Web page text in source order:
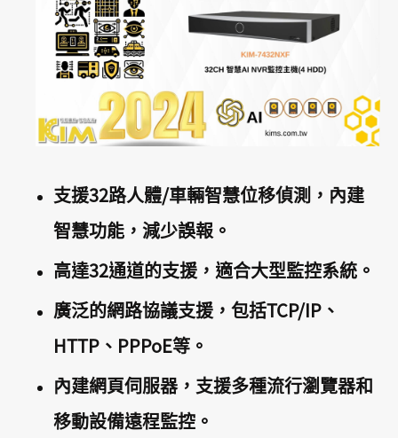
支援32路人體/車輛智慧位移偵測，內建
智慧功能，減少誤報。
高達32通道的支援，適合大型監控系統。
廣泛的網路協議支援，包括TCP/IP、
HTTP、PPPoE等。
內建網頁伺服器，支援多種流行瀏覽器和
移動設備遠程監控。